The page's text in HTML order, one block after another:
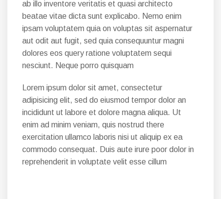
ab illo inventore veritatis et quasi architecto
beatae vitae dicta sunt explicabo. Nemo enim
ipsam voluptatem quia on voluptas sit aspernatur
aut odit aut fugit, sed quia consequuntur magni
dolores eos query ratione voluptatem sequi
nesciunt. Neque porro quisquam
Lorem ipsum dolor sit amet, consectetur
adipisicing elit, sed do eiusmod tempor dolor an
incididunt ut labore et dolore magna aliqua. Ut
enim ad minim veniam, quis nostrud there
exercitation ullamco laboris nisi ut aliquip ex ea
commodo consequat. Duis aute irure poor dolor in
reprehenderit in voluptate velit esse cillum